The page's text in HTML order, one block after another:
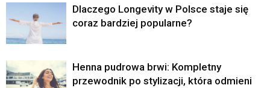
Dlaczego Longevity w Polsce staje się
coraz bardziej popularne?
Henna pudrowa brwi: Kompletny
przewodnik po stylizacji, która odmieni